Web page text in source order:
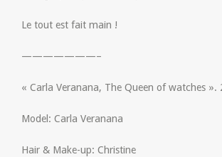
Le tout est fait main !
———————–
« Carla Veranana, The Queen of watches ».
Model: Carla Veranana
Hair & Make-up: Christine